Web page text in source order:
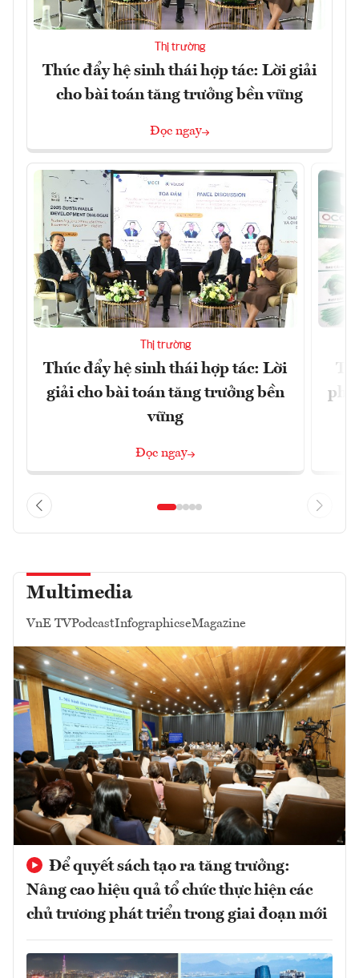
Thị trường
Thúc đẩy hệ sinh thái hợp tác: Lời giải
cho bài toán tăng trưởng bền vững
Đọc ngay
Thị trường
Thúc đẩy hệ sinh thái hợp tác: Lời
giải cho bài toán tăng trưởng bền
vững
Đọc ngay
Multimedia
VnE TVPodcastInfographicseMagazine
Để quyết sách tạo ra tăng trưởng:
Nâng cao hiệu quả tổ chức thực hiện các
chủ trương phát triển trong giai đoạn mới